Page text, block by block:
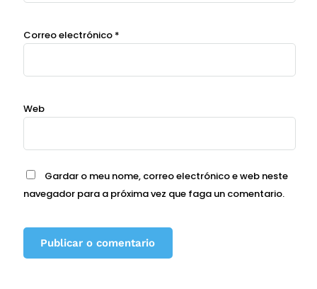
Correo electrónico *
Web
Gardar o meu nome, correo electrónico e web neste
navegador para a próxima vez que faga un comentario.